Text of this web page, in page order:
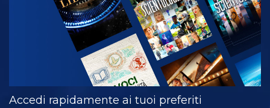
Accedi rapidamente ai tuoi preferiti